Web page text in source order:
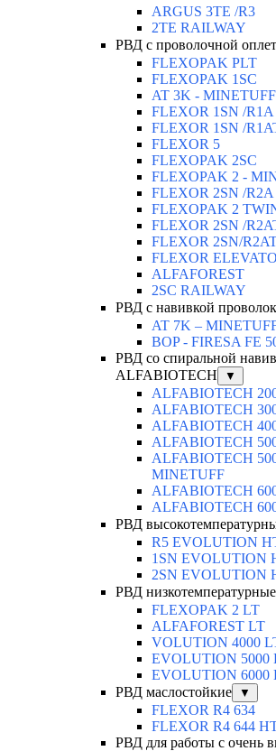
ARGUS 3TE /R3
2TE RAILWAY
РВД с проволочной
FLEXOPAK PLT
FLEXOPAK 1SС
AT 3K - MINETUFF
FLEXOR 1SN /R1A
FLEXOR 1SN /
FLEXOR 5
FLEXOPAK 2SС
FLEXOPAK 2 -
FLEXOR 2SN /R2A
FLEXOPAK 2
FLEXOR 2SN /
FLEXOR 2SN/
FLEXOR
ALFAFOREST
2SC RAILWAY
РВД с навивкой
AT 7K –
BOP - FIRESA FE
РВД со спиральной
ALFABIOTECH
▼
ALFABIOTECH
ALFABIOTECH
ALFABIOTECH
ALFABIOTECH
ALFABIOTECH
MINETUFF
ALFABIOTECH
ALFABIOTECH
РВД
R5 EVOLUTION
1SN EVOLUTION
2SN EVOLUTION
РВД низкотемпературные
FLEXOPAK 2 LT
ALFAFOREST LT
VOLUTION 4000
EVOLUTION 5000
EVOLUTION 6000
РВД маслостойкие
▼
FLEXOR R4 634
FLEXOR R4 644
РВД для работы с очень